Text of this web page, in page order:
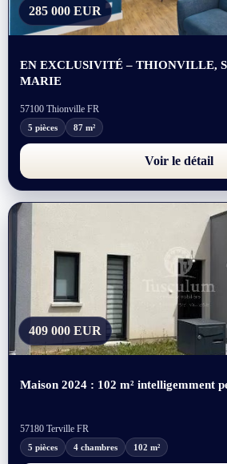
285 000 EUR
EN EXCLUSIVITÉ – THIONVILLE,
MARIE
57100 Thionville FR
5 pièces 87 m²
Voir le détail
409 000 EUR
Maison 2024 : 102 m² intelligemment
57180 Terville FR
5 pièces 4 chambres 102 m²